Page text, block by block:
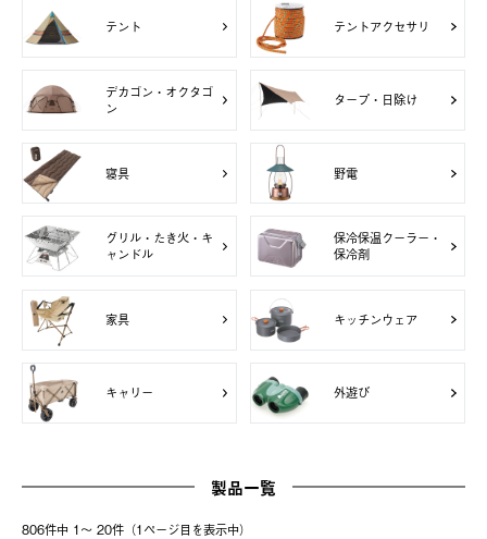
テント テントアクセサリ
デカゴン・オクタゴ
ン
タープ・日除け
寝具 野電
グリル・たき火・キ
ャンドル
保冷保温クーラー・
保冷剤
家具 キッチンウェア
キャリー 外遊び
製品一覧
806件中 1〜 20件（1ページ⽬を表⽰中）